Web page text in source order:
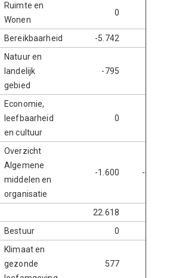
Ruimte en
Wonen
0
Bereikbaarheid -5.742
Natuur en
landelijk
gebied
-795
Economie,
leefbaarheid
en cultuur
0
Overzicht
Algemene
middelen en
organisatie
-1.600 -
22.618
Bestuur 0
Klimaat en
gezonde
577